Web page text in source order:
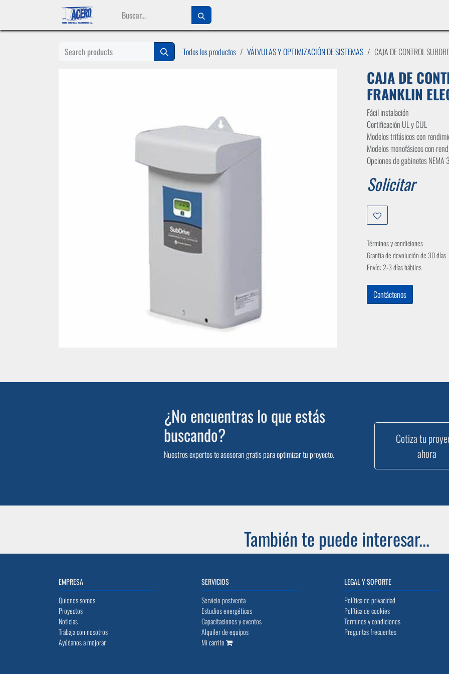
Todos los productos VÁLVULAS Y OPTIMIZACIÓN DE SISTEMAS CAJA DE CONTROL
CAJA DE
FRANKLIN
Fácil instalación
Certificación UL y CUL
Modelos trifásicos con
Modelos monofásicos con
Opciones de gabinetes
Solicitar
Términos y condiciones
Grantía de devolución de 30 días
Envío: 2-3 días hábiles
Contáctenos
¿No encuentras lo que estás
buscando?
Nuestros expertos te asesoran gratis para optimizar tu proyecto.
Cotiza tu
ahora
También te puede interesar...
EMPRESA
Quienes somos
Proyectos
Noticias
Trabaja con nosotros
Ayúdanos a mejorar
SERVICIOS
Servicio postventa
Estudios energéticos
Capacitaciones y eventos
Alquiler de equipos
Mi carrito
LEGAL Y SOPORTE
Política de privacidad
Política de cookies
Terminos y condiciones
Preguntas frecuentes